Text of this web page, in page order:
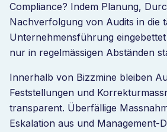
Compliance? Indem Planung,
Nachverfolgung von Audits in die
Unternehmensführung
nur in regelmässigen Abständen
Innerhalb von Bizzmine bleiben
Feststellungen und
transparent. Überfällige
Eskalation aus und Management-